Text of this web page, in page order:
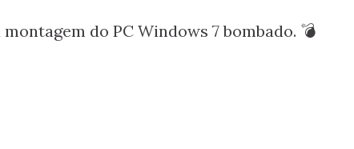
do PC Windows 7 bombado. 💣